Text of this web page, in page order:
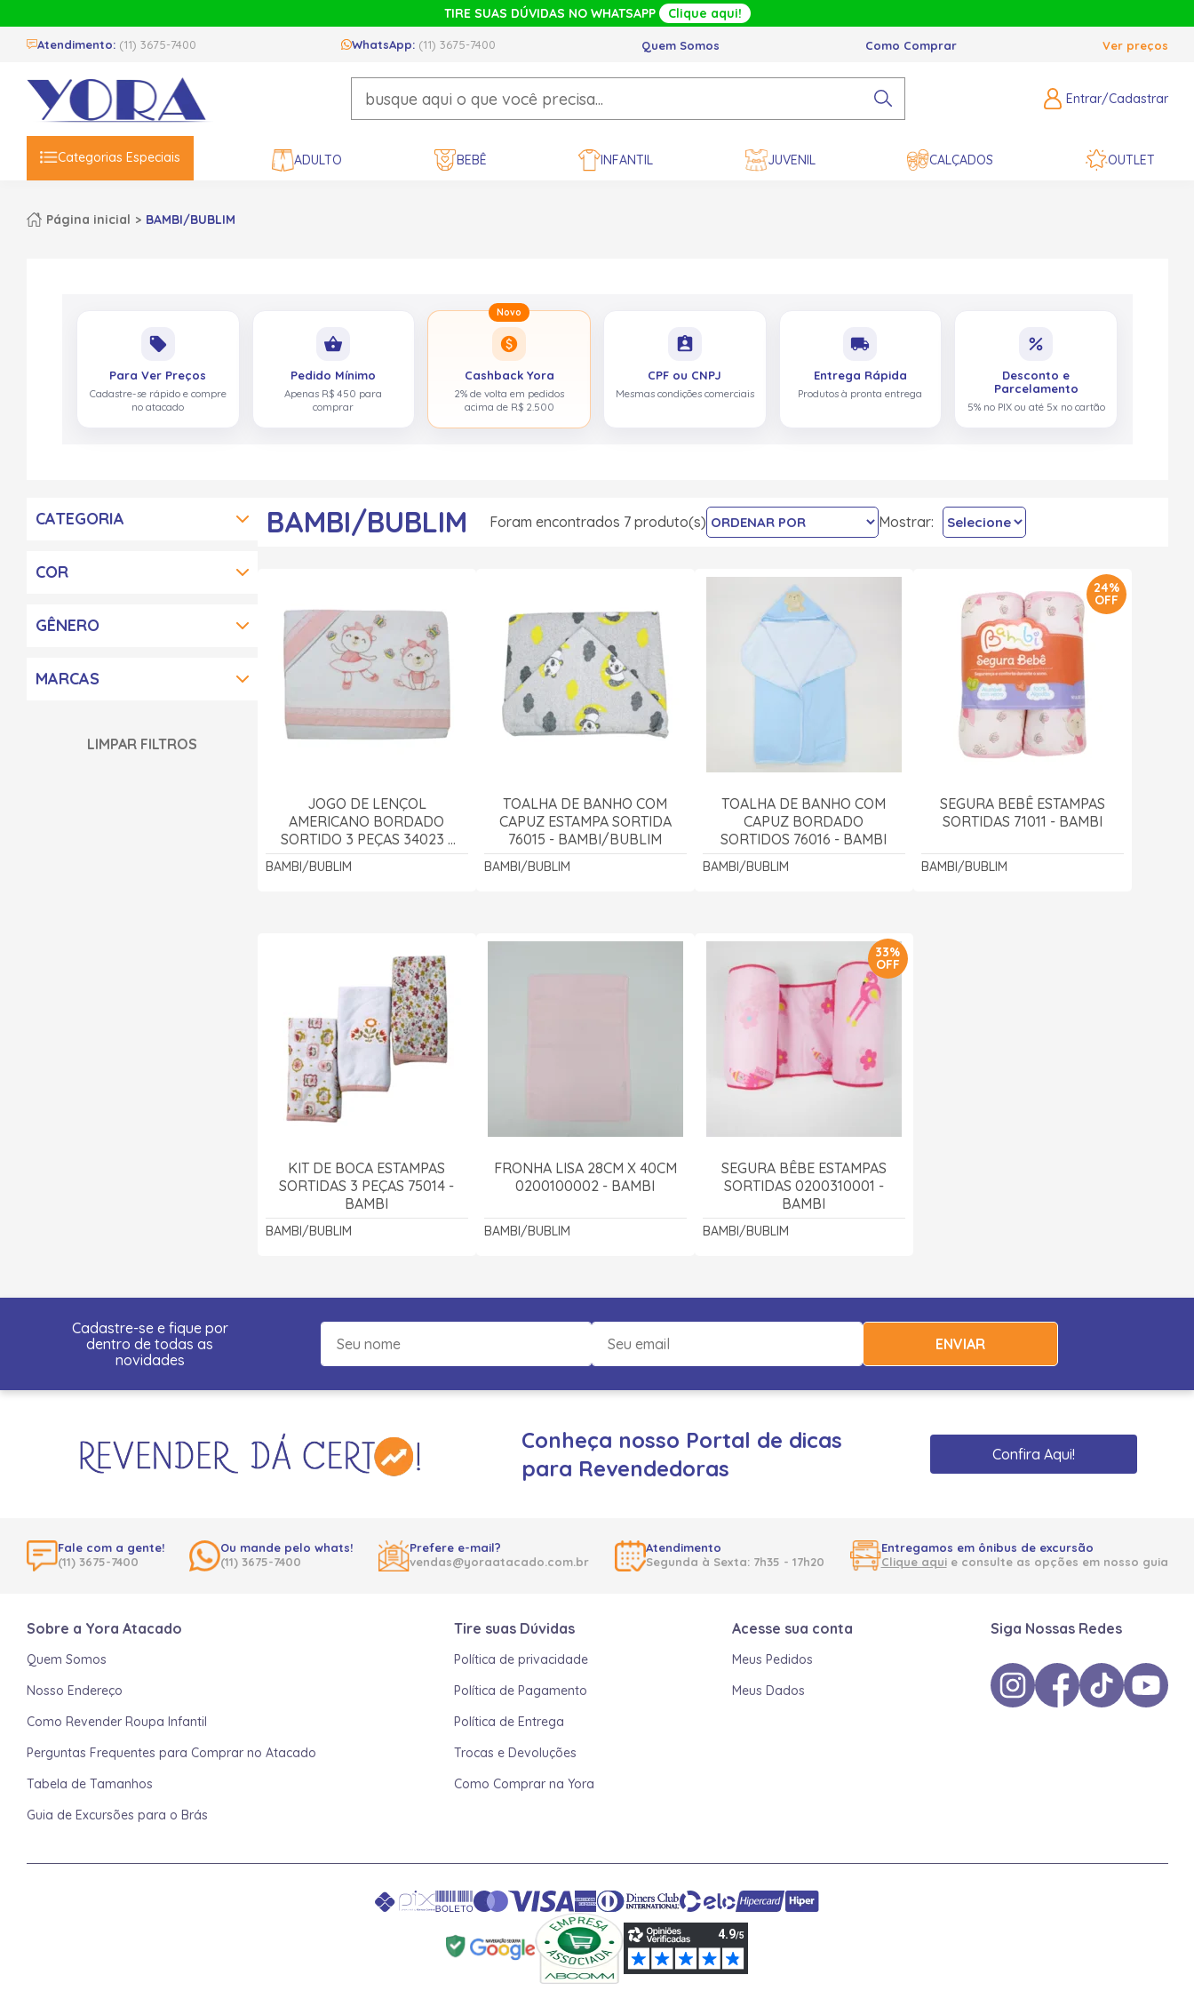
TIRE SUAS DÚVIDAS NO WHATSAPP Clique aqui!
Atendimento: (11) 3675-7400 WhatsApp: (11) 3675-7400 Quem Somos Como Comprar Ver preços
Entrar/Cadastrar
Categorias Especiais ADULTO BEBÊ INFANTIL JUVENIL CALÇADOS OUTLET
Página inicial BAMBI/BUBLIM
local_offer
Para Ver Preços
Cadastre-se rápido e compre
no atacado
shopping_basket
Pedido Mínimo
Apenas R$ 450 para
comprar
Novo
paid
Cashback Yora
2% de volta em pedidos
acima de R$ 2.500
assignment_ind
CPF ou CNPJ
Mesmas condições comerciais
local_shipping
Entrega Rápida
Produtos à pronta entrega
percent
Desconto e
Parcelamento
5% no PIX ou até 5x no cartão
COR
GÊNERO
CATEGORIA
MARCAS
LIMPAR FILTROS
BAMBI/BUBLIM Foram encontrados 7 produto(s) Mostrar:
JOGO DE LENÇOL
AMERICANO BORDADO
SORTIDO 3 PEÇAS 34023 -
BAMBI/BUBLIM
BAMBI/BUBLIM
TOALHA DE BANHO COM
CAPUZ ESTAMPA SORTIDA
76015 - BAMBI/BUBLIM
BAMBI/BUBLIM
TOALHA DE BANHO COM
CAPUZ BORDADO
SORTIDOS 76016 - BAMBI
BAMBI/BUBLIM
24%
OFF
SEGURA BEBÊ ESTAMPAS
SORTIDAS 71011 - BAMBI
BAMBI/BUBLIM
KIT DE BOCA ESTAMPAS
SORTIDAS 3 PEÇAS 75014 -
BAMBI
BAMBI/BUBLIM
FRONHA LISA 28CM X 40CM
0200100002 - BAMBI
BAMBI/BUBLIM
33%
OFF
SEGURA BÊBE ESTAMPAS
SORTIDAS 0200310001 -
BAMBI
BAMBI/BUBLIM
Cadastre-se e fique por
dentro de todas as
novidades
ENVIAR
Conheça nosso Portal de dicas
para Revendedoras
Confira Aqui!
Fale com a gente!
(11) 3675-7400
Ou mande pelo whats!
(11) 3675-7400
Prefere e-mail?
vendas@yoraatacado.com.br
Atendimento
Segunda à Sexta: 7h35 - 17h20
Entregamos em ônibus de excursão
Clique aquie consulte as opções em nosso guia
Sobre a Yora Atacado
Quem Somos
Nosso Endereço
Como Revender Roupa Infantil
Perguntas Frequentes para Comprar no Atacado
Tabela de Tamanhos
Guia de Excursões para o Brás
Tire suas Dúvidas
Política de privacidade
Política de Pagamento
Política de Entrega
Trocas e Devoluções
Como Comprar na Yora
Acesse sua conta
Meus Pedidos
Meus Dados
Siga Nossas Redes